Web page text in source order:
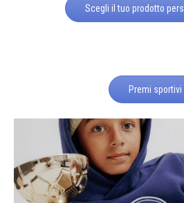
Scegli il tuo prodotto
Premi sportivi